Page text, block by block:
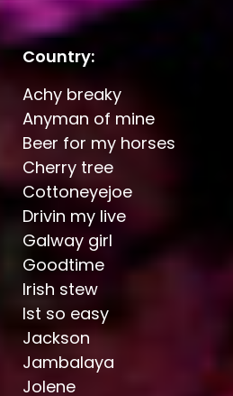
Country:
Achy breaky
Anyman of mine
Beer for my horses
Cherry tree
Cottoneyejoe
Drivin my live
Galway girl
Goodtime
Irish stew
Ist so easy
Jackson
Jambalaya
Jolene